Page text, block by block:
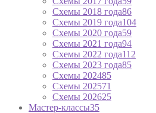
Схемы 2018 года86
Схемы 2019 года104
Схемы 2020 года59
Схемы 2021 года94
Схемы 2022 года112
Схемы 2023 года85
Схемы 202485
Схемы 202571
Схемы 202625
Мастер-классы35